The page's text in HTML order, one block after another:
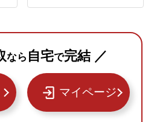
なら 自宅で完結 ／
マイページ